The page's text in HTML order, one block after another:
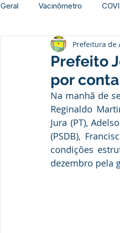
Geral Vacinômetro
Agricultura e Meio Ambiente
Desporto Cultura e Lazer
Patrimônio Municipal
Comunicados e Avisos
Prefeito
por
Prefeitura de
Na manhã de
Reginaldo
Jura (PT),
(PSDB),
condições
dezembro pela